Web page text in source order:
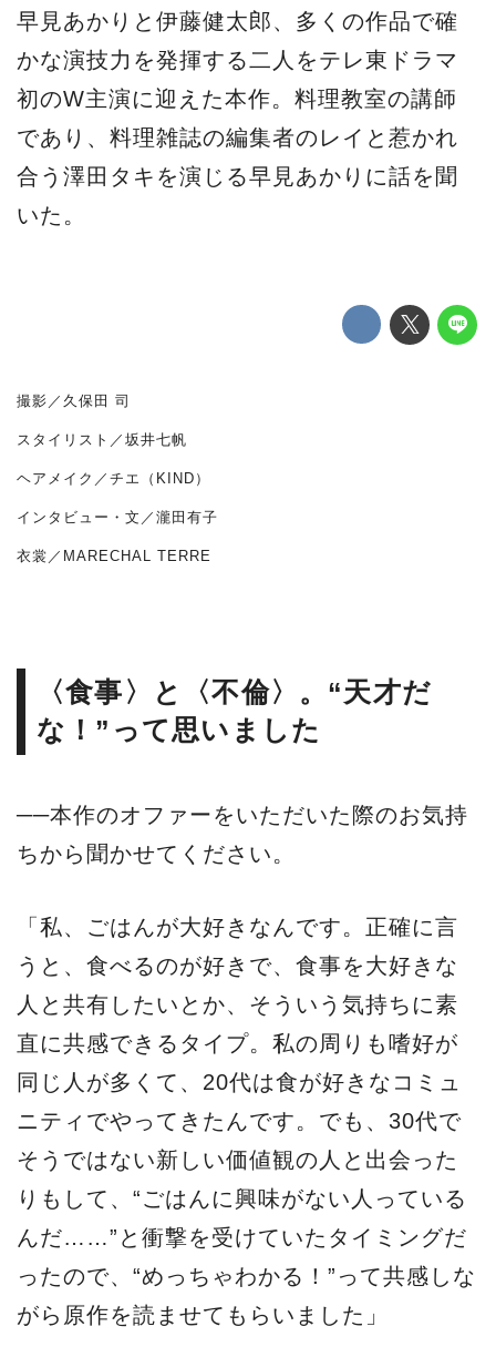
早見あかりと伊藤健太郎、多くの作品で確
かな演技力を発揮する二人をテレ東ドラマ
初のW主演に迎えた本作。料理教室の講師
であり、料理雑誌の編集者のレイと惹かれ
合う澤田タキを演じる早見あかりに話を聞
いた。
撮影／久保田 司
スタイリスト／坂井七帆
ヘアメイク／チエ（KIND）
インタビュー・文／瀧田有子
衣裳／MARECHAL TERRE
〈食事〉と〈不倫〉。“天才だ
な！”って思いました
──本作のオファーをいただいた際のお気持
ちから聞かせてください。
「私、ごはんが大好きなんです。正確に言
うと、食べるのが好きで、食事を大好きな
人と共有したいとか、そういう気持ちに素
直に共感できるタイプ。私の周りも嗜好が
同じ人が多くて、20代は食が好きなコミュ
ニティでやってきたんです。でも、30代で
そうではない新しい価値観の人と出会った
りもして、“ごはんに興味がない人っている
んだ……”と衝撃を受けていたタイミングだ
ったので、“めっちゃわかる！”って共感しな
がら原作を読ませてもらいました」